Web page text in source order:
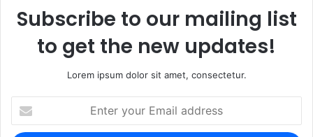
Subscribe to our mailing list
to get the new updates!
Lorem ipsum dolor sit amet, consectetur.